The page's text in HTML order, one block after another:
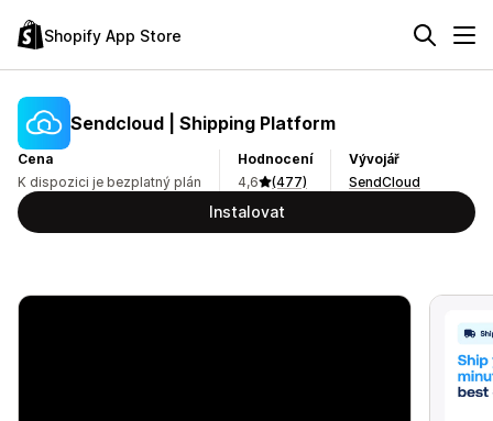
Shopify App Store
Sendcloud | Shipping Platform
Cena
K dispozici je bezplatný plán
Hodnocení
4,6
(477)
Vývojář
SendCloud
Instalovat